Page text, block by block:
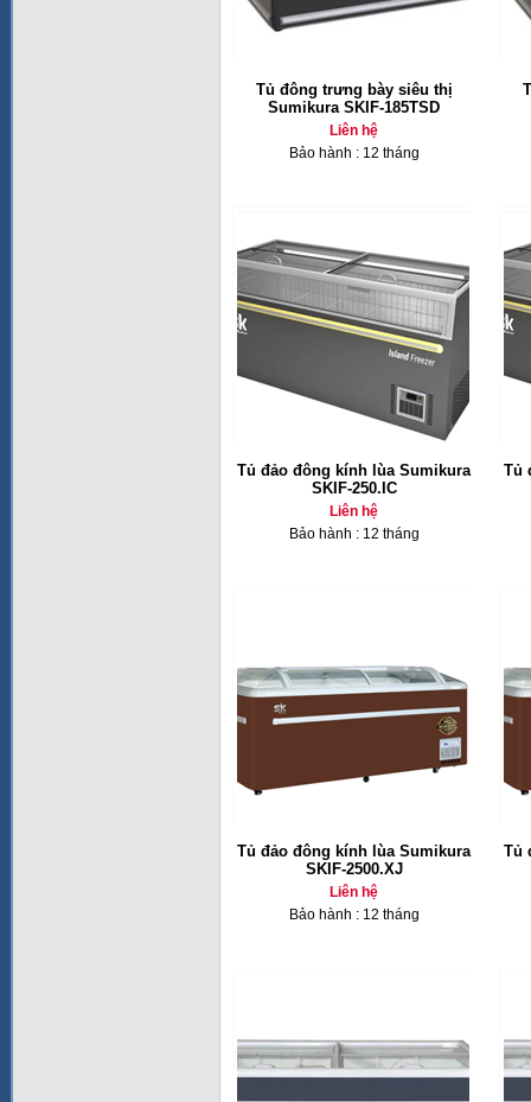
Tủ đông trưng bày siêu thị
Sumikura SKIF-185TSD
Liên hệ
Bảo hành : 12 tháng
Tủ đảo đông kính lùa Sumikura
SKIF-250.IC
Liên hệ
Bảo hành : 12 tháng
Tủ
Tủ đảo đông kính lùa Sumikura
SKIF-2500.XJ
Liên hệ
Bảo hành : 12 tháng
Tủ